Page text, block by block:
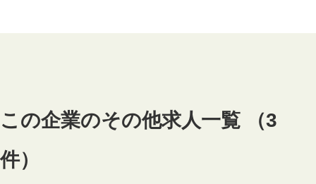
この企業のその他求人一覧 （3
件）